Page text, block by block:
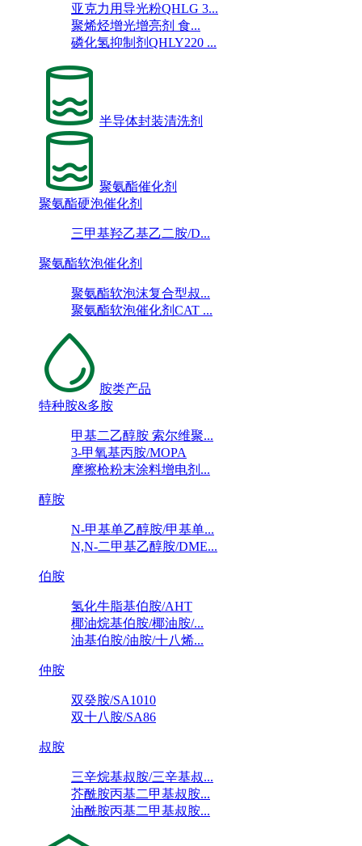
亚克力用导光粉QHLG 3...
聚烯烃增光增亮剂 食...
磷化氢抑制剂QHLY220 ...
半导体封装清洗剂
聚氨酯催化剂
聚氨酯硬泡催化剂
三甲基羟乙基乙二胺/D...
聚氨酯软泡催化剂
聚氨酯软泡沫复合型叔...
聚氨酯软泡催化剂CAT ...
胺类产品
特种胺&多胺
甲基二乙醇胺 索尔维聚...
3-甲氧基丙胺/MOPA
摩擦枪粉末涂料增电剂...
醇胺
N-甲基单乙醇胺/甲基单...
N,N-二甲基乙醇胺/DME...
伯胺
氢化牛脂基伯胺/AHT
椰油烷基伯胺/椰油胺/...
油基伯胺/油胺/十八烯...
仲胺
双癸胺/SA1010
双十八胺/SA86
叔胺
三辛烷基叔胺/三辛基叔...
芥酰胺丙基二甲基叔胺...
油酰胺丙基二甲基叔胺...